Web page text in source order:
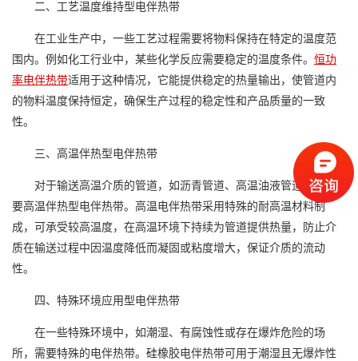
二、工艺温度维持型电伴热带
在工业生产中，一些工艺过程需要将物料保持在特定的温度范
围内。例如化工行业中，某些化学反应需要稳定的温度条件。 恒功
率电伴热带适用于这种情况，它能提供稳定的热量输出，使管道内
的物料温度保持恒定，确保生产过程的稳定性和产品质量的一致
性。
三、高温伴热型电伴热带
对于输送高温介质的管道，如沥青管道、高温油液管道等，需
要高温伴热型电伴热带。高温电伴热带采用特殊的耐高温材料制
成，可承受较高温度，在高温环境下持续为管道提供热量，防止介
质在输送过程中因温度降低而凝固或粘度增大，保证介质的流动
性。
四、特殊环境应用型电伴热带
在一些特殊环境中，如潮湿、有腐蚀性或存在爆炸危险的场
所，需要特殊的电伴热带。硅橡胶电伴热带可用于潮湿且无爆炸性